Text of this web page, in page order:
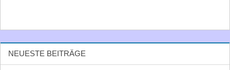
NEUESTE BEITRÄGE